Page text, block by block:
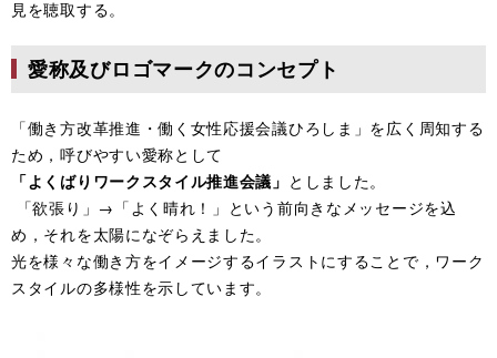
見を聴取する。
愛称及びロゴマークのコンセプト
「働き方改革推進・働く女性応援会議ひろしま」を広く周知する
ため，呼びやすい愛称として
「よくばりワークスタイル推進会議」 としました。
「欲張り」→「よく晴れ！」という前向きなメッセージを込
め，それを太陽になぞらえました。
光を様々な働き方をイメージするイラストにすることで，ワーク
スタイルの多様性を示しています。